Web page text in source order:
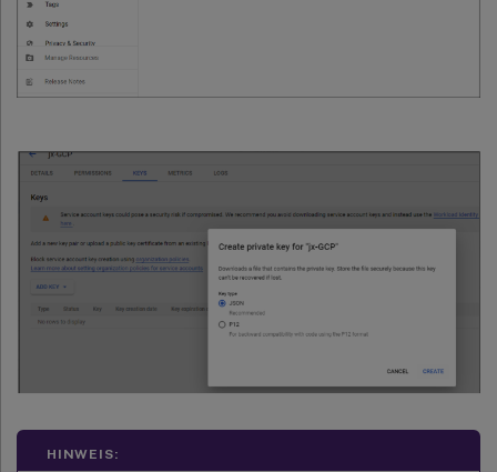
HINWEIS: